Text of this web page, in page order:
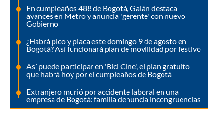
En cumpleaños 488 de Bogotá, Galán destaca
avances en Metro y anuncia 'gerente' con nuevo
Gobierno
¿Habrá pico y placa este domingo 9 de agosto en
Bogotá? Así funcionará plan de movilidad por festivo
Así puede participar en 'Bici Cine', el plan gratuito
que habrá hoy por el cumpleaños de Bogotá
Extranjero murió por accidente laboral en una
empresa de Bogotá: familia denuncia incongruencias